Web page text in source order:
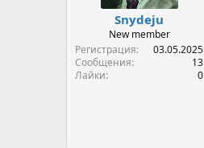
Snydeju
New member
Регистрация
03.05.2025
Сообщения
13
Лайки
0